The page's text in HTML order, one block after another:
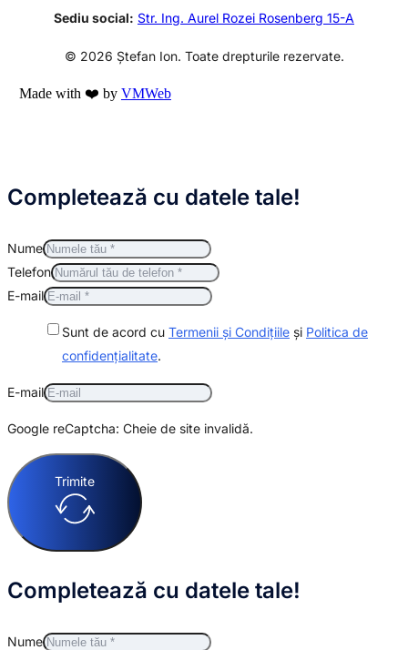
Sediu social: Str. Ing. Aurel Rozei Rosenberg 15-A
© 2026 Ștefan Ion. Toate drepturile rezervate.
Made with ❤️ by VMWeb
Completează cu datele tale!
Nume
Telefon
E-mail
Sunt de acord cu Termenii și Condițiile și Politica de
confidențialitate.
E-mail
Google reCaptcha: Cheie de site invalidă.
Trimite
Completează cu datele tale!
Nume